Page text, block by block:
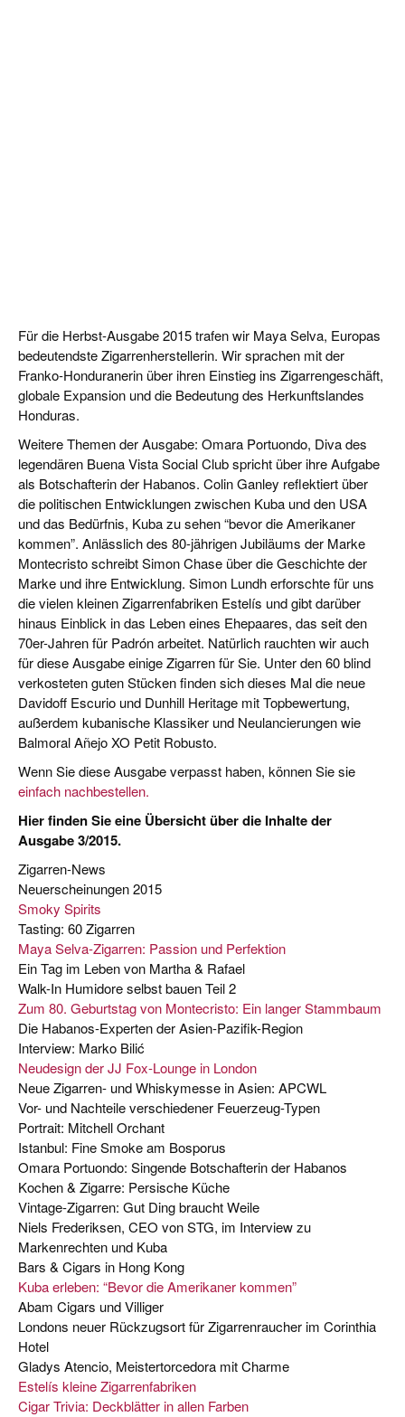
Für die Herbst-Ausgabe 2015 trafen wir Maya Selva, Europas
bedeutendste Zigarrenherstellerin. Wir sprachen mit der
Franko-Honduranerin über ihren Einstieg ins Zigarrengeschäft,
globale Expansion und die Bedeutung des Herkunftslandes
Honduras.
Weitere Themen der Ausgabe: Omara Portuondo, Diva des
legendären Buena Vista Social Club spricht über ihre Aufgabe
als Botschafterin der Habanos. Colin Ganley reflektiert über
die politischen Entwicklungen zwischen Kuba und den USA
und das Bedürfnis, Kuba zu sehen “bevor die Amerikaner
kommen”. Anlässlich des 80-jährigen Jubiläums der Marke
Montecristo schreibt Simon Chase über die Geschichte der
Marke und ihre Entwicklung. Simon Lundh erforschte für uns
die vielen kleinen Zigarrenfabriken Estelís und gibt darüber
hinaus Einblick in das Leben eines Ehepaares, das seit den
70er-Jahren für Padrón arbeitet. Natürlich rauchten wir auch
für diese Ausgabe einige Zigarren für Sie. Unter den 60 blind
verkosteten guten Stücken finden sich dieses Mal die neue
Davidoff Escurio und Dunhill Heritage mit Topbewertung,
außerdem kubanische Klassiker und Neulancierungen wie
Balmoral Añejo XO Petit Robusto.
Wenn Sie diese Ausgabe verpasst haben, können Sie sie
einfach nachbestellen.
Hier finden Sie eine Übersicht über die Inhalte der
Ausgabe 3/2015.
Zigarren-News
Neuerscheinungen 2015
Smoky Spirits
Tasting: 60 Zigarren
Maya Selva-Zigarren: Passion und Perfektion
Ein Tag im Leben von Martha & Rafael
Walk-In Humidore selbst bauen Teil 2
Zum 80. Geburtstag von Montecristo: Ein langer Stammbaum
Die Habanos-Experten der Asien-Pazifik-Region
Interview: Marko Bilić
Neudesign der JJ Fox-Lounge in London
Neue Zigarren- und Whiskymesse in Asien: APCWL
Vor- und Nachteile verschiedener Feuerzeug-Typen
Portrait: Mitchell Orchant
Istanbul: Fine Smoke am Bosporus
Omara Portuondo: Singende Botschafterin der Habanos
Kochen & Zigarre: Persische Küche
Vintage-Zigarren: Gut Ding braucht Weile
Niels Frederiksen, CEO von STG, im Interview zu
Markenrechten und Kuba
Bars & Cigars in Hong Kong
Kuba erleben: “Bevor die Amerikaner kommen”
Abam Cigars und Villiger
Londons neuer Rückzugsort für Zigarrenraucher im Corinthia
Hotel
Gladys Atencio, Meistertorcedora mit Charme
Estelís kleine Zigarrenfabriken
Cigar Trivia: Deckblätter in allen Farben